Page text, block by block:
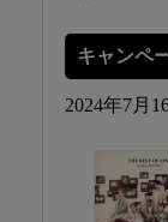
キャンペ
2024年7月